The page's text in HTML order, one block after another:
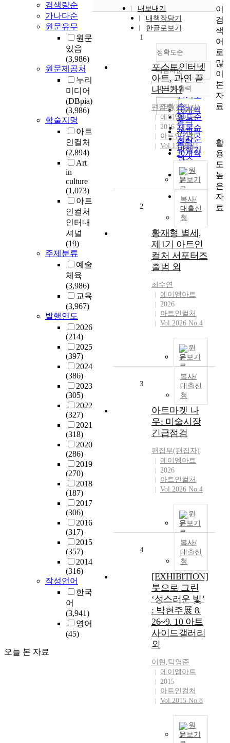
검색량순
가나다순
원문유무
원문
있음
(3,986)
원문제공처
누리
미디어
(DBpia)
(3,986)
학술지명
아트
인컬처
(2,894)
Art
in
culture
(1,073)
아트
인컬처
인터내
셔널
(19)
주제분류
예술
체육
(3,986)
교육
(3,967)
발행연도
2026
(214)
2025
(397)
2024
(386)
2023
(305)
2022
(327)
2021
(318)
2020
(286)
2019
(270)
2018
(187)
2017
(306)
2016
(317)
2015
(357)
2014
(316)
작성언어
한국
어
(3,941)
영어
(45)
오늘 본 자료
내보내기
내책장담기
한글로보기
정확도순
정확도
순
인기도
순
연도순
제목순
저자순
발행기
관순
내림차순
내림차순
10개씩 출력
10개씩
출력
20개씩
출력
30개씩
50개씩
출력
100개씩
출력
조회
1
포스트인터넷
아트, 과연 끝
나는가?
편집부(편집자)
에이엠아트
2016
아트인컬처
Vol.17 No.11
원
문보기
복사/
대출신
청
2
황재형 별세,
제1기 아트인
컬처 서포터즈
출범 외
최수연
에이엠아트
2026
아트인컬처
Vol.2026 No.4
원
문보기
복사/
대출신
청
3
아트마켓 나
우: 미술시장
긴급점검
편집부(편집자)
에이엠아트
2026
아트인컬처
Vol.2026 No.4
원
문보기
복사/
대출신
청
4
[EXHIBITION]
붓으로 그린
‘성스러운 빛’
: 박현주展 8.
26~9. 10 아트
사이드갤러리
외
이현 ,탁영준
에이엠아트
2015
아트인컬처
Vol.2015 No.8
원
문보기
이
검
색
어
로
많
이
본
자
료
활
용
도
높
은
자
료